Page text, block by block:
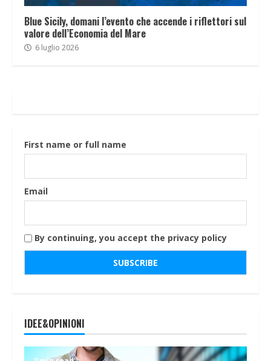
Blue Sicily, domani l’evento che accende i riflettori sul
valore dell’Economia del Mare
6 luglio 2026
First name or full name
Email
By continuing, you accept the privacy policy
IDEE&OPINIONI